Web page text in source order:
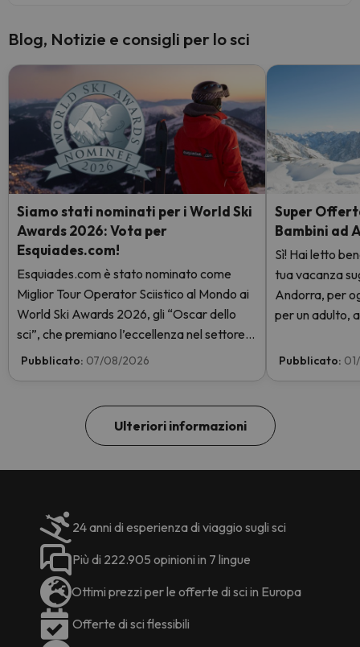
Blog, Notizie e consigli per lo sci
Siamo stati nominati per i World Ski
Awards 2026: Vota per
Esquiades.com!
Esquiades.com è stato nominato come
Miglior Tour Operator Sciistico al Mondo ai
World Ski Awards 2026, gli “Oscar dello
sci”, che premiano l’eccellenza nel settore
sciistico. Vota subito e aiutaci a arrivare in
Pubblicato: 07/08/2026
Super
Bambini ad
Sì! Hai letto
tua vacanza
Andorra, per
per un adulto,
GRATIS.
Pubblicato:
Ulteriori informazioni
24 anni di esperienza di viaggio sugli sci
Più di 222.905 opinioni in 7 lingue
Ottimi prezzi per le offerte di sci in Europa
Offerte di sci flessibili